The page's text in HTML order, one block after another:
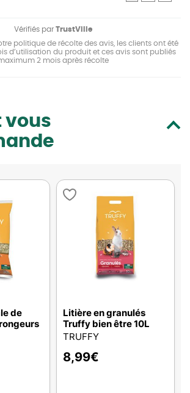
Vérifiés par TrustVille
politique de récolte des avis, les clients ont été
d’utilisation du produit et ces avis sont publiés
2 mois après récolte
vous
de
Litière en granulés
Truffy bien être 10L
TRUFFY
8,99€